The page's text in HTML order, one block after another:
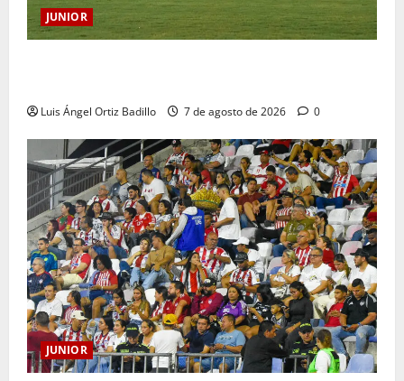
JUNIOR
Luis Ángel Ortiz Badillo 7 de agosto de 2026 0
JUNIOR